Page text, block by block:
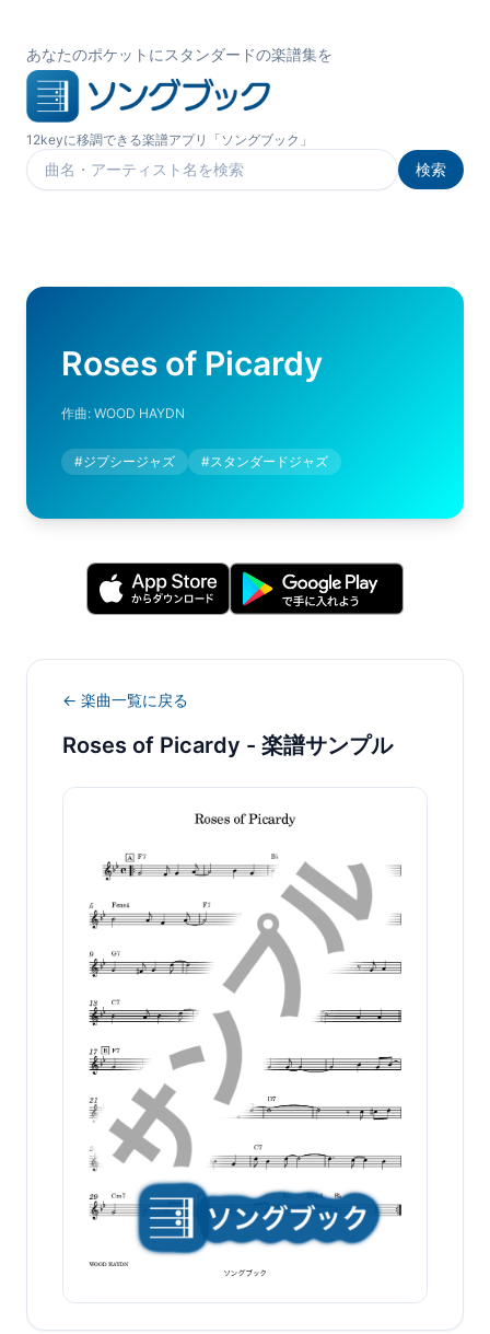
あなたのポケットにスタンダードの楽譜集を
12keyに移調できる楽譜アプリ「ソングブック」
楽曲を検索
検索
Roses of Picardy
作曲: WOOD HAYDN
#ジプシージャズ #スタンダードジャズ
← 楽曲一覧に戻る
Roses of Picardy - 楽譜サンプル